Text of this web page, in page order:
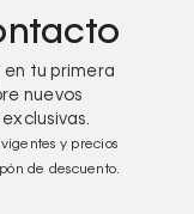
en tu primera
nuevos
y precios
de descuento.